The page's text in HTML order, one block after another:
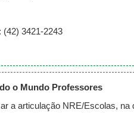
(42) 3421-2243
o Mundo Professores
a articulação NRE/Escolas,